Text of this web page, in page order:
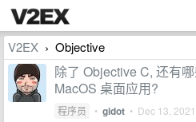
V2EX › Objective
除了 Objective C, 还有
MacOS 桌面应用?
程序员 • gidot • Dec 13, 2021